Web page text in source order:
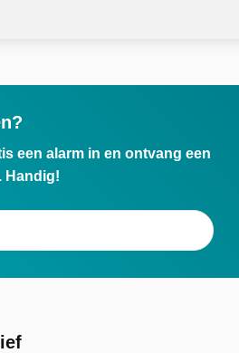
een alarm in en ontvang een
Handig!